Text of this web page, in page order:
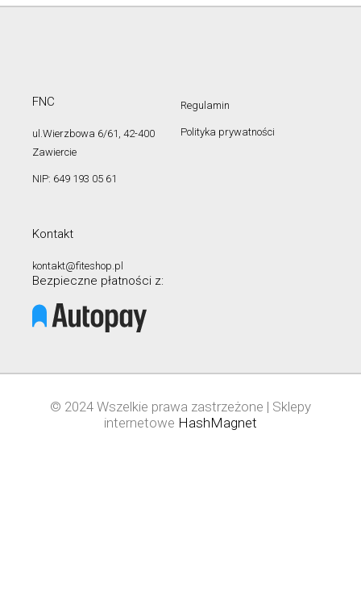
FNC
ul.Wierzbowa 6/61, 42-400
Zawiercie
NIP: 649 193 05 61
Regulamin
Polityka prywatności
Kontakt
kontakt@fiteshop.pl
Bezpieczne płatności z:
© 2024 Wszelkie prawa zastrzeżone | Sklepy
internetowe HashMagnet